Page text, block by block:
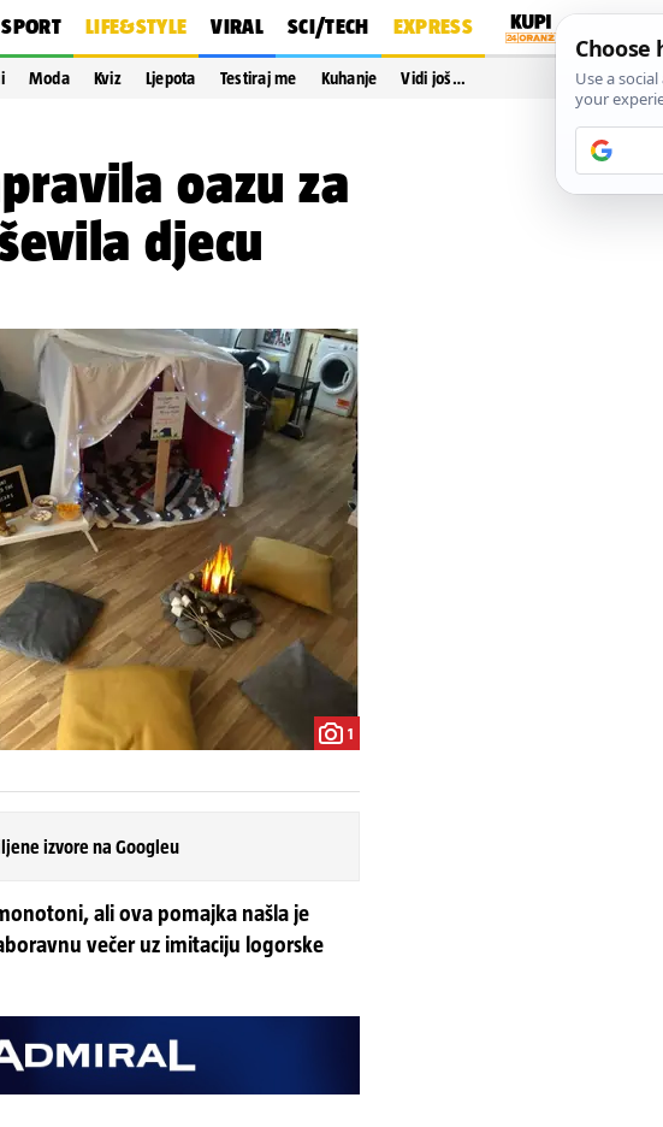
SPORT LIFE&STYLE VIRAL SCI/TECH EXPRESS
Moda Kviz Ljepota Testiraj me Kuhanje Vidi još…
oazu za
djecu
1
izvore na Googleu
ali ova pomajka našla je
večer uz imitaciju logorske